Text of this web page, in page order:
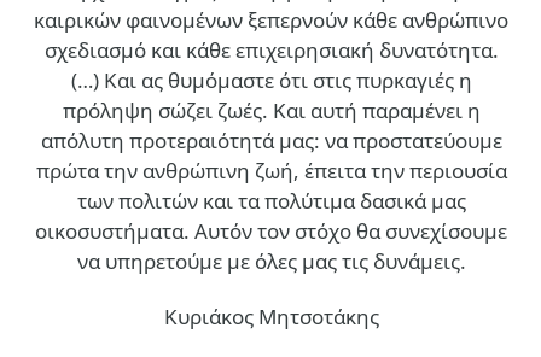
καιρικών φαινομένων ξεπερνούν κάθε ανθρώπινο
σχεδιασμό και κάθε επιχειρησιακή δυνατότητα.
(…) Και ας θυμόμαστε ότι στις πυρκαγιές η
πρόληψη σώζει ζωές. Και αυτή παραμένει η
απόλυτη προτεραιότητά μας: να προστατεύουμε
πρώτα την ανθρώπινη ζωή, έπειτα την περιουσία
των πολιτών και τα πολύτιμα δασικά μας
οικοσυστήματα. Αυτόν τον στόχο θα συνεχίσουμε
να υπηρετούμε με όλες μας τις δυνάμεις.
Κυριάκος Μητσοτάκης